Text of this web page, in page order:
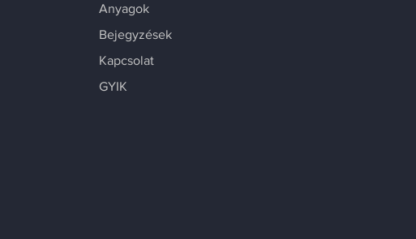
Anyagok
Bejegyzések
Kapcsolat
GYIK